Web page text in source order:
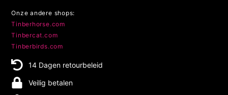
Onze andere shops:
Tinberhorse.com
Tinbercat.com
Tinberbirds.com
14 Dagen retourbeleid
Veilig betalen